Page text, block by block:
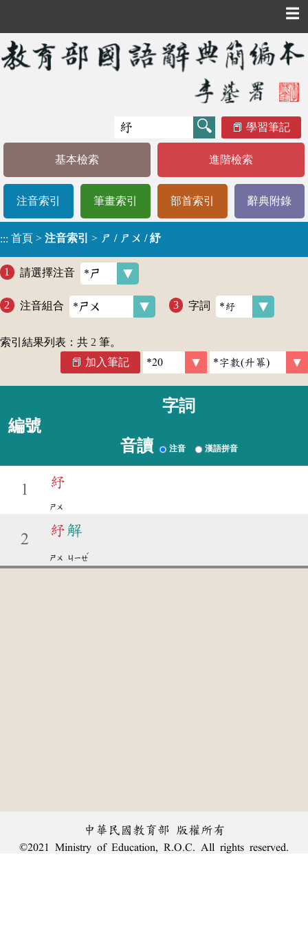
☰
學習筆記
基本檢索 進階檢索
注音索引 筆畫索引 部首索引 辭典附錄
::: 首頁 > 注音索引 > ㄕ / ㄕㄨ / 紓
請選擇注音
注音組合 字詞
索引結果列表：共 2 筆。
加入筆記
編號
字詞
音讀 注音 漢語拼音
1 紓
ㄕㄨ
2
紓解
ㄕㄨ ㄐㄧㄝ
ˇ
中華民國教育部 版權所有
©2021 Ministry of Education, R.O.C. All rights reserved.